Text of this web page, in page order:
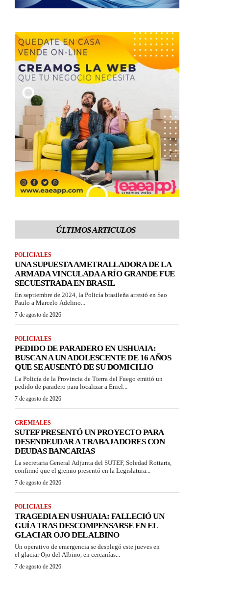
ÚLTIMOS ARTICULOS
POLICIALES
UNA SUPUESTA AMETRALLADORA DE LA
ARMADA VINCULADA A RÍO GRANDE FUE
SECUESTRADA EN BRASIL
En septiembre de 2024, la Policía brasileña arrestó en Sao
Paulo a Marcelo Adelino...
7 de agosto de 2026
POLICIALES
PEDIDO DE PARADERO EN USHUAIA:
BUSCAN A UN ADOLESCENTE DE 16 AÑOS
QUE SE AUSENTÓ DE SU DOMICILIO
La Policía de la Provincia de Tierra del Fuego emitió un
pedido de paradero para localizar a Eniel...
7 de agosto de 2026
GREMIALES
SUTEF PRESENTÓ UN PROYECTO PARA
DESENDEUDAR A TRABAJADORES CON
DEUDAS BANCARIAS
La secretaria General Adjunta del SUTEF, Soledad Rottaris,
confirmó que el gremio presentó en la Legislatura...
7 de agosto de 2026
POLICIALES
TRAGEDIA EN USHUAIA: FALLECIÓ UN
GUÍA TRAS DESCOMPENSARSE EN EL
GLACIAR OJO DEL ALBINO
Un operativo de emergencia se desplegó este jueves en
el glaciar Ojo del Albino, en cercanías...
7 de agosto de 2026